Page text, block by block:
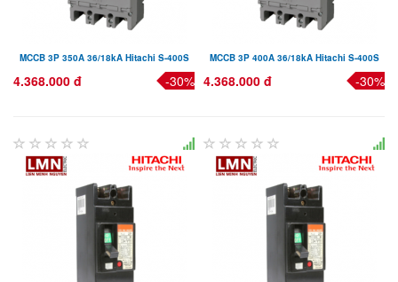
MCCB 3P 350A 36/18kA Hitachi S-400S
4.368.000 đ -30%
MCCB 3P 400A 36/18kA Hitachi S-400S
4.368.000 đ -30%